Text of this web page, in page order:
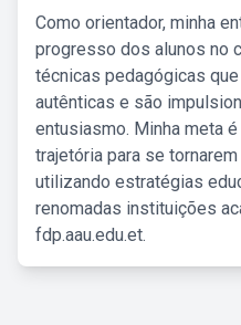
Como orientador, minha
progresso dos alunos no
técnicas pedagógicas
autênticas e são
entusiasmo. Minha meta
trajetória para se
utilizando estratégias
renomadas instituições
fdp.aau.edu.et.